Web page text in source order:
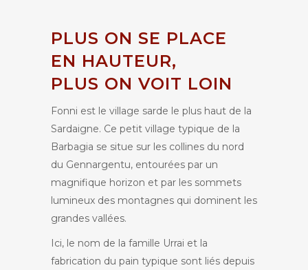
PLUS ON SE PLACE
EN HAUTEUR,
PLUS ON VOIT LOIN
Fonni est le village sarde le plus haut de la
Sardaigne. Ce petit village typique de la
Barbagia se situe sur les collines du nord
du Gennargentu, entourées par un
magnifique horizon et par les sommets
lumineux des montagnes qui dominent les
grandes vallées.
Ici, le nom de la famille Urrai et la
fabrication du pain typique sont liés depuis